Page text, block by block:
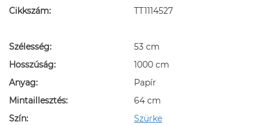
Cikkszám: TT1114527
Szélesség:
53 cm
Hosszúság:
1000 cm
Anyag:
Papír
Mintaillesztés:
64 cm
Szín:
Szürke